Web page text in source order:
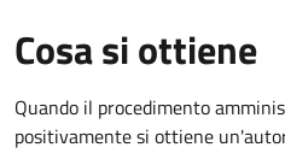
Cosa si ottiene
Quando il procedimento
positivamente si ottiene